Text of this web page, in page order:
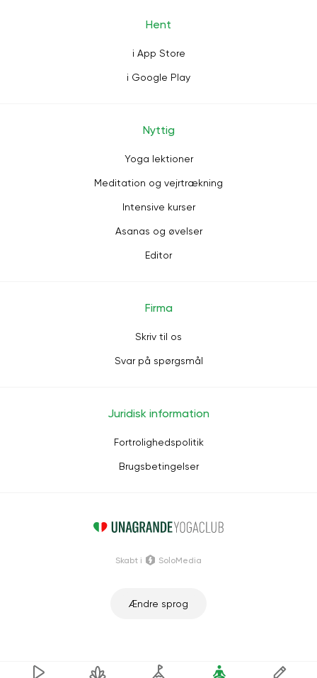
Hent
i App Store
i Google Play
Nyttig
Yoga lektioner
Meditation og vejrtrækning
Intensive kurser
Asanas og øvelser
Editor
Firma
Skriv til os
Svar på spørgsmål
Juridisk information
Fortrolighedspolitik
Brugsbetingelser
Ændre sprog
Skabt i SoloMedia